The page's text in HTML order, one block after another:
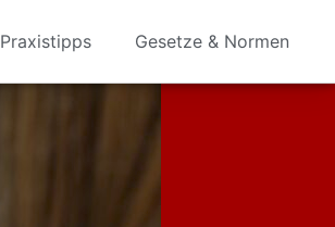
Praxistipps Gesetze & Normen